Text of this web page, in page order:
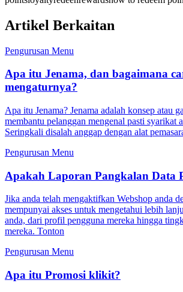
Artikel Berkaitan
Pengurusan Menu
Apa itu Jenama, dan bagaimana
mengaturnya?
Apa itu Jenama? Jenama adalah konsep atau
membantu pelanggan mengenal pasti syarikat
Seringkali disalah anggap dengan alat
Pengurusan Menu
Apakah Laporan Pangkalan Data
Jika anda telah mengaktifkan Webshop anda
mempunyai akses untuk mengetahui lebih
anda, dari profil pengguna mereka hingga
mereka. Tonton
Pengurusan Menu
Apa itu Promosi klikit?